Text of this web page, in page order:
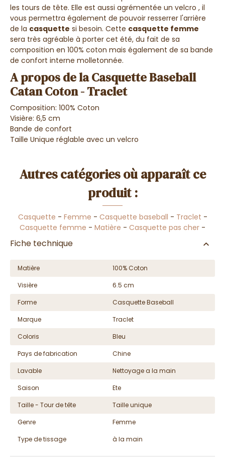
les tours de tête. Elle est aussi agrémentée un velcro , il
vous permettra également de pouvoir resserrer l'arrière
de la casquette si besoin. Cette casquette femme
sera très agréable à porter cet été, du fait de sa
composition en 100% coton mais également de sa bande
de confort interne molletonnée.
A propos de la Casquette Baseball
Catan Coton - Traclet
Composition: 100% Coton
Visière: 6,5 cm
Bande de confort
Taille Unique réglable avec un velcro
Autres catégories où apparaît ce
produit :
Casquette - Femme - Casquette baseball - Traclet -
Casquette femme - Matière - Casquette pas cher -
Fiche technique
Matière
100% Coton
Visière
6.5 cm
Forme
Casquette Baseball
Marque
Traclet
Coloris
Bleu
Pays de fabrication
Chine
Lavable
Nettoyage a la main
Saison
Ete
Taille - Tour de tête
Taille unique
Genre
Femme
Type de tissage
à la main